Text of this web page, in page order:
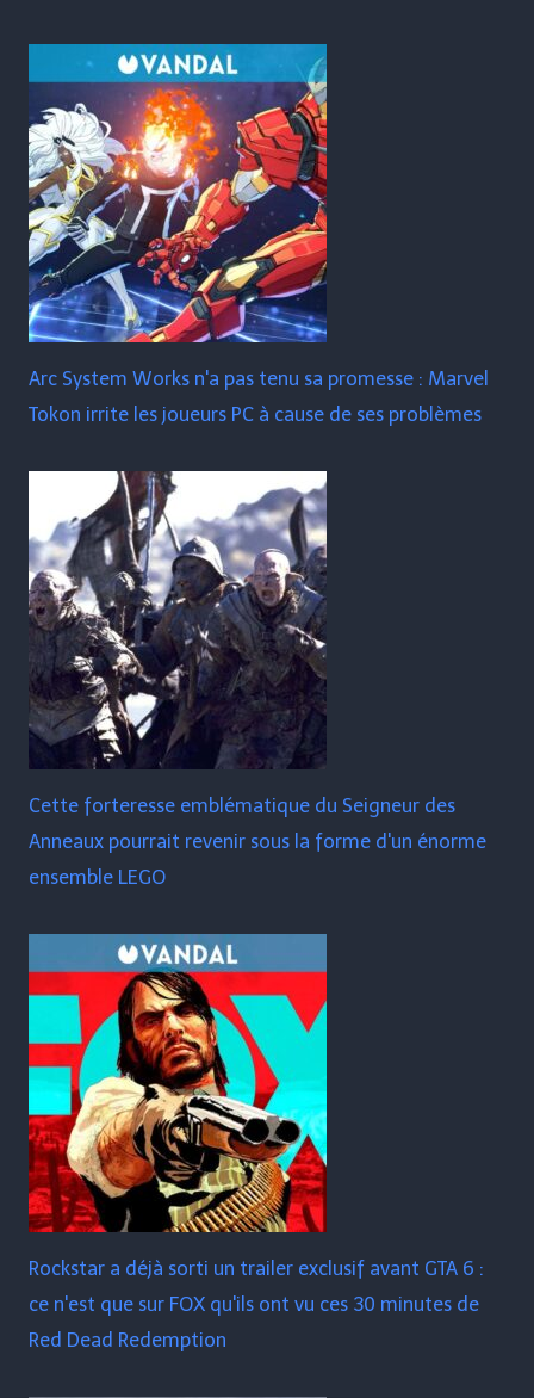
Arc System Works n'a pas tenu sa promesse : Marvel
Tokon irrite les joueurs PC à cause de ses problèmes
Cette forteresse emblématique du Seigneur des
Anneaux pourrait revenir sous la forme d'un énorme
ensemble LEGO
Rockstar a déjà sorti un trailer exclusif avant GTA 6 :
ce n'est que sur FOX qu'ils ont vu ces 30 minutes de
Red Dead Redemption